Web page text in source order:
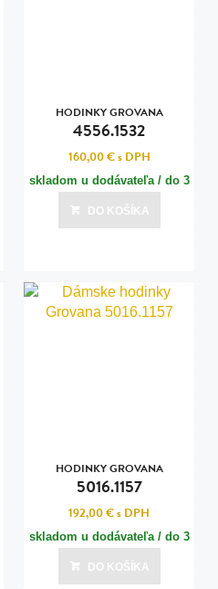
HODINKY GROVANA
4556.1532
160,00 €s DPH
skladom u dodávateľa / do 3
dní
Posledná aktualizácia dnes o 15:00
DO KOŠÍKA
HODINKY GROVANA
5016.1157
192,00 €s DPH
skladom u dodávateľa / do 3
dní
Posledná aktualizácia dnes o 15:00
DO KOŠÍKA